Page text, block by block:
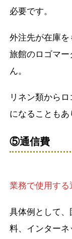
必要です。
外注先が在庫を
旅館のロゴマ
ん。
リネン類から
になることもあ
⑤通信費
業務で使用す
具体例として
料、インター